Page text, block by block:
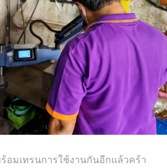
อมเทรนการใช้งานกันอีกแล้วคร้า